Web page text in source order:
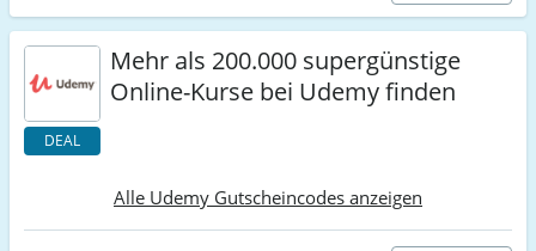
DEAL
Mehr als 200.000 supergünstige
Online-Kurse bei Udemy finden
Alle Udemy Gutscheincodes anzeigen